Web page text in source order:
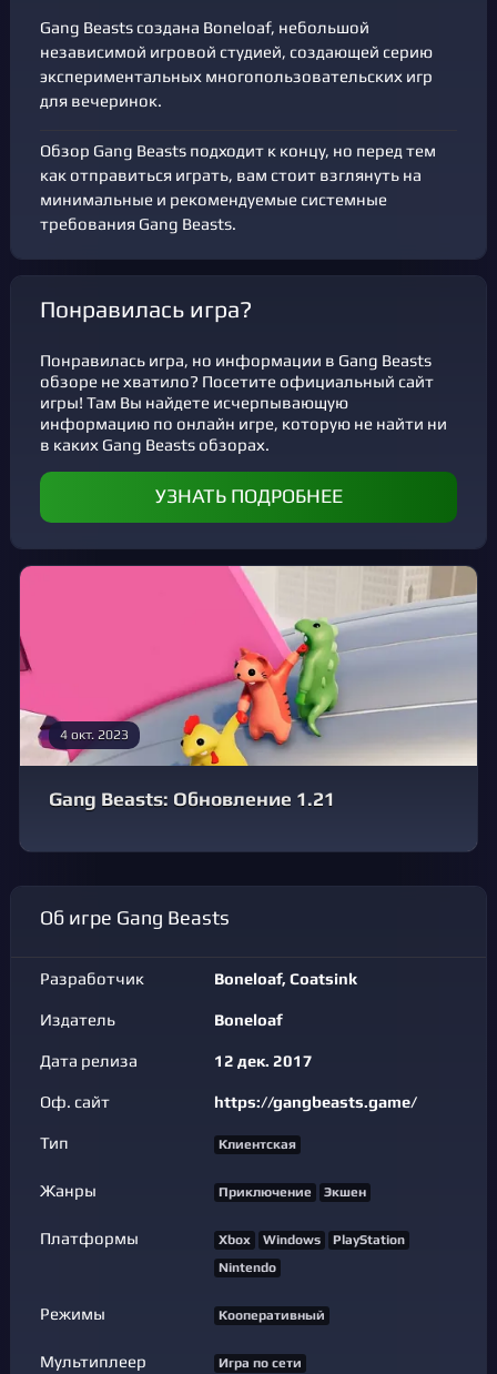
Gang Beasts создана Boneloaf, небольшой
независимой игровой студией, создающей серию
экспериментальных многопользовательских игр
для вечеринок.
Обзор Gang Beasts подходит к концу, но перед тем
как отправиться играть, вам стоит взглянуть на
минимальные и рекомендуемые системные
требования Gang Beasts.
Понравилась игра?
Понравилась игра, но информации в Gang Beasts
обзоре не хватило? Посетите официальный сайт
игры! Там Вы найдете исчерпывающую
информацию по онлайн игре, которую не найти ни
в каких Gang Beasts обзорах.
УЗНАТЬ ПОДРОБНЕЕ
4 окт. 2023
Gang Beasts: Обновление 1.21
Об игре Gang Beasts
Разработчик Boneloaf, Coatsink
Издатель Boneloaf
Дата релиза 12 дек. 2017
Оф. сайт https://gangbeasts.game/
Тип Клиентская
Жанры Приключение Экшен
Платформы Xbox Windows
PlayStation
Nintendo
Режимы Кооперативный
Мультиплеер Игра по сети